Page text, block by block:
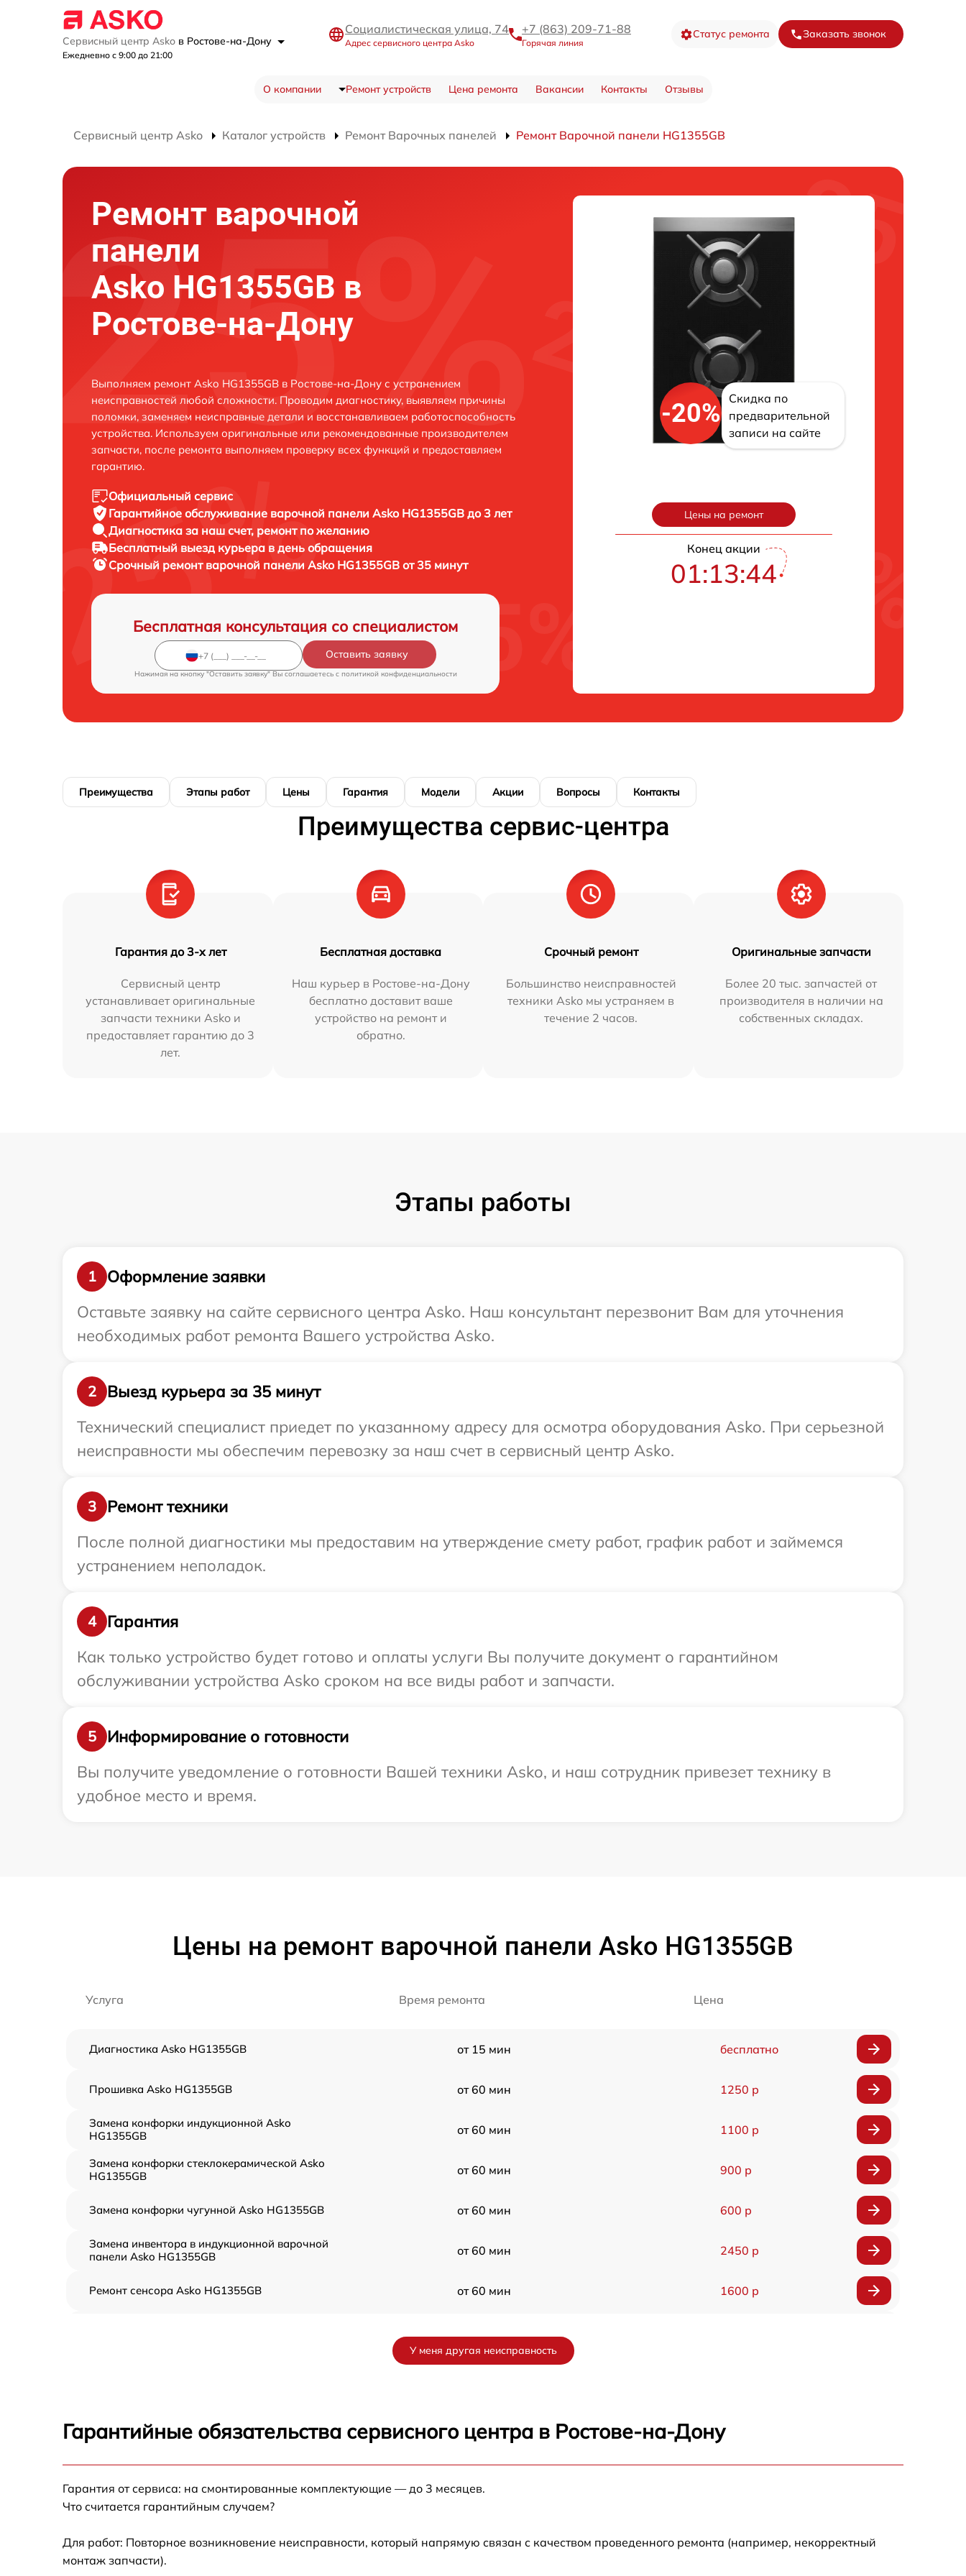
Сервисный центр Asko в Ростове-на-Дону
Ежедневно с 9:00 до 21:00
Социалистическая улица, 74
Адрес сервисного центра Asko
+7 (863) 209-71-88
Горячая линия
Статус ремонта Заказать звонок
О компании Ремонт устройств Цена ремонта Вакансии Контакты Отзывы
Сервисный центр Asko Каталог устройств Ремонт Варочных панелей Ремонт Варочной панели HG1355GB
Ремонт варочной
панели
Asko HG1355GB в
Ростове-на-Дону
Выполняем ремонт Asko HG1355GB в Ростове-на-Дону с устранением
неисправностей любой сложности. Проводим диагностику, выявляем причины
поломки, заменяем неисправные детали и восстанавливаем работоспособность
устройства. Используем оригинальные или рекомендованные производителем
запчасти, после ремонта выполняем проверку всех функций и предоставляем
гарантию.
Официальный сервис
Гарантийное обслуживание варочной панели Asko HG1355GB до 3 лет
Диагностика за наш счет, ремонт по желанию
Бесплатный выезд курьера в день обращения
Срочный ремонт варочной панели Asko HG1355GB от 35 минут
Бесплатная консультация со специалистом
Оставить заявку
Нажимая на кнопку "Оставить заявку" Вы соглашаетесь c политикой конфиденциальности
-20%
Скидка по
предварительной
записи на сайте
Цены на ремонт
Конец акции
01:13:43
Преимущества Этапы работ Цены Гарантия Модели Акции Вопросы Контакты
Преимущества сервис-центра
Гарантия до 3-х лет
Сервисный центр
устанавливает оригинальные
запчасти техники Asko и
предоставляет гарантию до 3
лет.
Бесплатная доставка
Наш курьер в Ростове-на-Дону
бесплатно доставит ваше
устройство на ремонт и
обратно.
Срочный ремонт
Большинство неисправностей
техники Asko мы устраняем в
течение 2 часов.
Оригинальные запчасти
Более 20 тыс. запчастей от
производителя в наличии на
собственных складах.
Этапы работы
1
Оформление заявки
Оставьте заявку на сайте сервисного центра Asko. Наш консультант перезвонит Вам для уточнения
необходимых работ ремонта Вашего устройства Asko.
2
Выезд курьера за 35 минут
Технический специалист приедет по указанному адресу для осмотра оборудования Asko. При серьезной
неисправности мы обеспечим перевозку за наш счет в сервисный центр Asko.
3
Ремонт техники
После полной диагностики мы предоставим на утверждение смету работ, график работ и займемся
устранением неполадок.
4
Гарантия
Как только устройство будет готово и оплаты услуги Вы получите документ о гарантийном
обслуживании устройства Asko сроком на все виды работ и запчасти.
5
Информирование о готовности
Вы получите уведомление о готовности Вашей техники Asko, и наш сотрудник привезет технику в
удобное место и время.
Цены на ремонт варочной панели Asko HG1355GB
Услуга Время ремонта Цена
Диагностика Asko HG1355GB от 15 мин бесплатно
Прошивка Asko HG1355GB от 60 мин 1250 р
Замена конфорки индукционной Asko
HG1355GB
от 60 мин 1100 р
Замена конфорки стеклокерамической Asko
HG1355GB
от 60 мин 900 р
Замена конфорки чугунной Asko HG1355GB от 60 мин 600 р
Замена инвентора в индукционной варочной
панели Asko HG1355GB
от 60 мин 2450 р
Ремонт сенсора Asko HG1355GB от 60 мин 1600 р
Замена сенсора Asko HG1355GB от 60 мин
У меня другая неисправность
Гарантийные обязательства сервисного центра в Ростове-на-Дону
Гарантия от сервиса: на смонтированные комплектующие — до 3 месяцев.
Что считается гарантийным случаем?
Для работ: Повторное возникновение неисправности, который напрямую связан с качеством проведенного ремонта (например, некорректный
монтаж запчасти).